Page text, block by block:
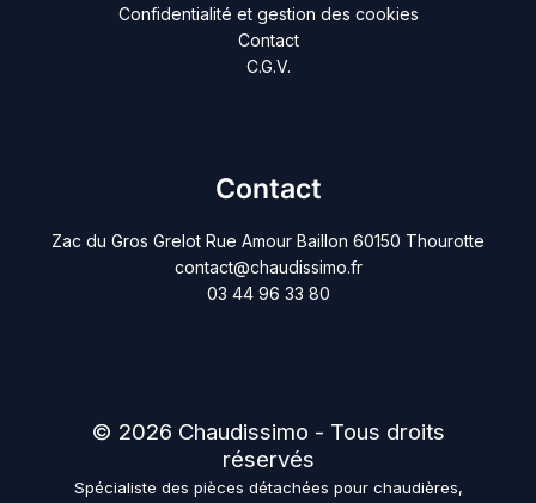
Confidentialité et gestion des cookies
Contact
C.G.V.
Contact
Zac du Gros Grelot Rue Amour Baillon 60150 Thourotte
contact@chaudissimo.fr
03 44 96 33 80
© 2026 Chaudissimo - Tous droits
réservés
Spécialiste des pièces détachées pour chaudières,